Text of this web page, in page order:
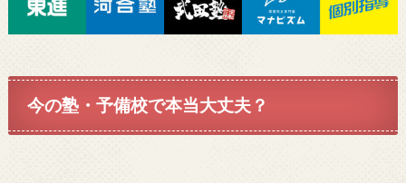
今の塾・予備校で本当大丈夫？